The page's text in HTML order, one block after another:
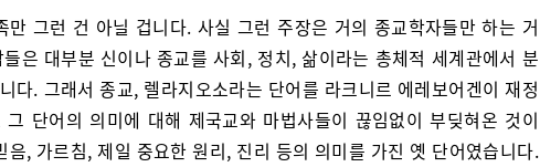
만 그런 건 아닐 겁니다. 사실 그런 주장은 거의 종교학자들만 하는 거
은 대부분 신이나 종교를 사회, 정치, 삶이라는 총체적 세계관에서 분
다. 그래서 종교, 렐라지오소라는 단어를 라크니르 에레보어겐이 재정
그 단어의 의미에 대해 제국교와 마법사들이 끊임없이 부딪혀온 것이
음, 가르침, 제일 중요한 원리, 진리 등의 의미를 가진 옛 단어였습니다.